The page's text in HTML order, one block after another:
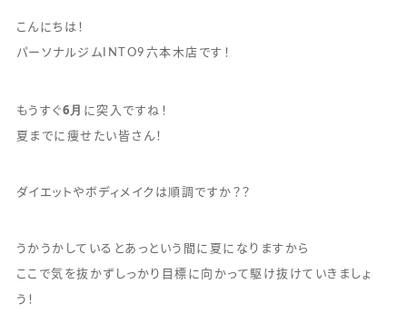
こんにちは！
パーソナルジムINTO9六本木店です！
もうすぐ6月 に突入ですね！
夏までに痩せたい皆さん！
ダイエットやボディメイクは順調ですか？？
うかうかしているとあっという間に夏になりますから
ここで気を抜かずしっかり目標に向かって駆け抜けていきましょ
う！